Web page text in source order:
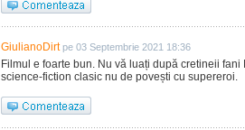
GiulianoDirt pe 03 Septembrie 2021 18:36
Filmul e foarte bun. Nu vă luați după cretineii
science-fiction clasic nu de povești cu supereroi.